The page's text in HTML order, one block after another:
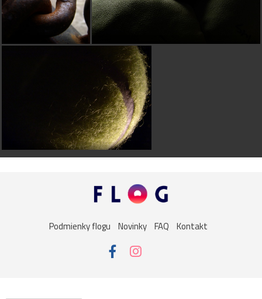
Podmienky flogu Novinky FAQ Kontakt